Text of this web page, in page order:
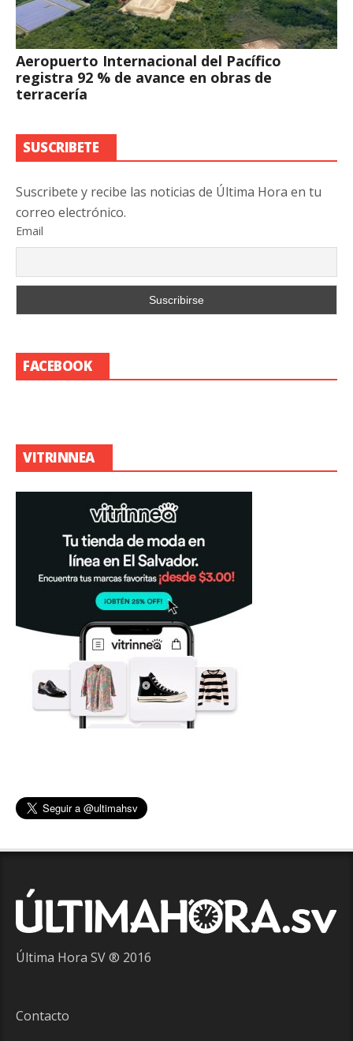
Aeropuerto Internacional del Pacífico
registra 92 % de avance en obras de
terracería
SUSCRIBETE
Suscribete y recibe las noticias de Última Hora en tu
correo electrónico.
Email
FACEBOOK
VITRINNEA
Última Hora SV ® 2016
Contacto